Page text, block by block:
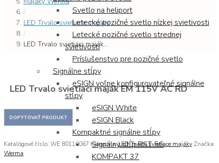
Svetlo na heliport
Letecké pozičné svetlo nízkej svietivosti
Letecké pozičné svetlo strednej
svietivosti
Príslušenstvo pre pozičné svetlo
Signálne stĺpy
eSIGN voľne konfigurovateľné signálne
stĺpy
eSIGN White
eSIGN Black
Kompaktné signálne stĺpy
Signálny stĺp RST 56
KOMPAKT 37
/
LED Trvalo svietiace majáky
/
LED Trvalo svietiaci maják...
LED Trvalo svietiaci maják EM 115V AC RD
Katalógové číslo: WE 80110067 Kategória:LED Trvalo svietiace majáky Značka:
Werma